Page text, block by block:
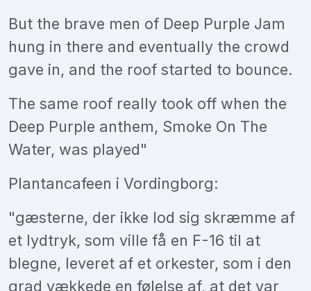
But the brave men of Deep Purple Jam
hung in there and eventually the crowd
gave in, and the roof started to bounce.
The same roof really took off when the
Deep Purple anthem, Smoke On The
Water, was played"
Plantancafeen i Vordingborg:
"gæsterne, der ikke lod sig skræmme af
et lydtryk, som ville få en F-16 til at
blegne, leveret af et orkester, som i den
grad vækkede en følelse af, at det var